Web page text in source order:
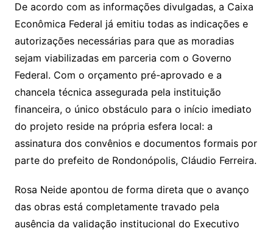
De acordo com as informações divulgadas, a Caixa
Econômica Federal já emitiu todas as indicações e
autorizações necessárias para que as moradias
sejam viabilizadas em parceria com o Governo
Federal. Com o orçamento pré-aprovado e a
chancela técnica assegurada pela instituição
financeira, o único obstáculo para o início imediato
do projeto reside na própria esfera local: a
assinatura dos convênios e documentos formais por
parte do prefeito de Rondonópolis, Cláudio Ferreira.
Rosa Neide apontou de forma direta que o avanço
das obras está completamente travado pela
ausência da validação institucional do Executivo